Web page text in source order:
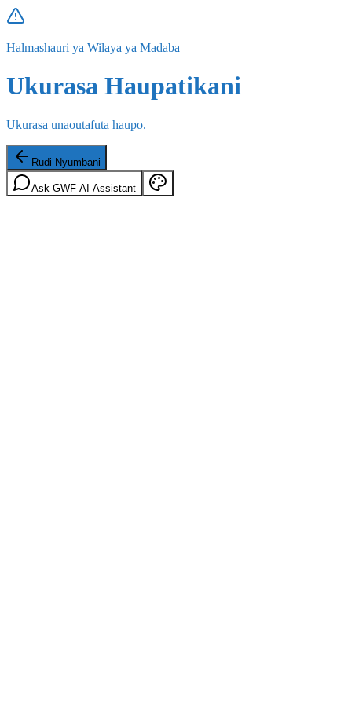
Halmashauri ya Wilaya ya Madaba
Ukurasa Haupatikani
Ukurasa unaoutafuta haupo.
Rudi Nyumbani
Ask GWF AI Assistant